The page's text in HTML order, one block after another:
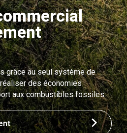
grâce au seul système de
des économies
aux combustibles fossiles.